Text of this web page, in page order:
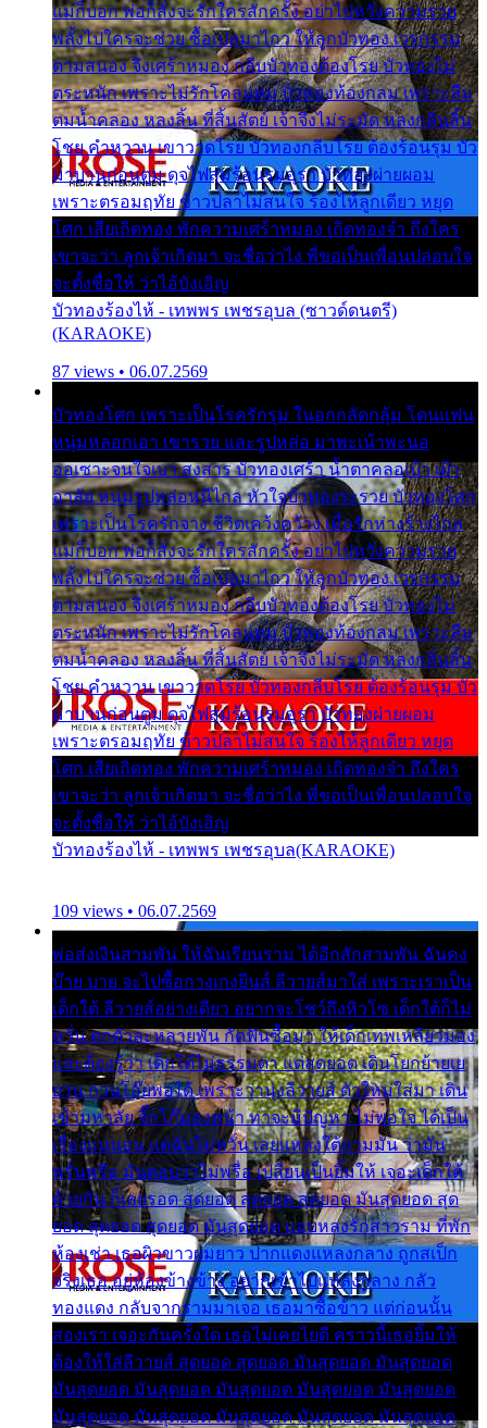
แม่ก็บอก พ่อก็สั่งจะรักใครสักครั้ง อย่าไปหวังความรวย
พลั้งไปใครจะช่วย ซื้อเปลมาไกว ให้ลูกบัวทอง เวรกรรม
ตามสนอง จึงเศร้าหมอง กลีบบัวทองต้องโรย บัวทองไม่
ตระหนัก เพราะไม่รักโคลนตม บัวทองท้องกลม เพราะลืม
ตมน้ำคลอง หลงลิ้น ที่สิ้นสัตย์ เจ้าจึงไม่ระมัด หลงกลิ่นลิ้น
โชย คำหวาน เขาวาดโรย บัวทองกลีบโรย ต้องร้อนรุม บัว
มาบานก่อนตูม ดุจไฟสุมร้อนรุมอุรา บัวทองผ่ายผอม
เพราะตรอมฤทัย ข้าวปลาไม่สนใจ ร้องไห้ลูกเดียว หยุด
โศก เสียเถิดทอง พักความเศร้าหมอง เถิดทองจ๋า ถึงใคร
เขาจะว่า ลูกเจ้าเกิดมา จะชื่อว่าไง พี่ขอเป็นเพื่อนปลอบใจ
จะตั้งชื่อให้ ว่าไอ้บังเอิญ
บัวทองร้องไห้ - เทพพร เพชรอุบล (ซาวด์ดนตรี)
(KARAOKE)
87 views • 06.07.2569
บัวทองโศก เพราะเป็นโรครักรุม ในอกกลัดกลุ้ม โดนแฟน
หนุ่มหลอกเอา เขารวย และรูปหล่อ มาพะเน้าพะนอ
ออเซาะจนใจเบา สงสาร บัวทองเศร้า น้ำตาคลอเบ้า เฝ้า
อาลัย หนุ่มรูปหล่อหนีไกล หัวใจบัวทองระรวย บัวทองโศก
เพราะเป็นโรครักจาง ชีวิตเคว้งคว้าง เมื่อรักห่างร้างไกล
แม่ก็บอก พ่อก็สั่งจะรักใครสักครั้ง อย่าไปหวังความรวย
พลั้งไปใครจะช่วย ซื้อเปลมาไกว ให้ลูกบัวทอง เวรกรรม
ตามสนอง จึงเศร้าหมอง กลีบบัวทองต้องโรย บัวทองไม่
ตระหนัก เพราะไม่รักโคลนตม บัวทองท้องกลม เพราะลืม
ตมน้ำคลอง หลงลิ้น ที่สิ้นสัตย์ เจ้าจึงไม่ระมัด หลงกลิ่นลิ้น
โชย คำหวาน เขาวาดโรย บัวทองกลีบโรย ต้องร้อนรุม บัว
มาบานก่อนตูม ดุจไฟสุมร้อนรุมอุรา บัวทองผ่ายผอม
เพราะตรอมฤทัย ข้าวปลาไม่สนใจ ร้องไห้ลูกเดียว หยุด
โศก เสียเถิดทอง พักความเศร้าหมอง เถิดทองจ๋า ถึงใคร
เขาจะว่า ลูกเจ้าเกิดมา จะชื่อว่าไง พี่ขอเป็นเพื่อนปลอบใจ
จะตั้งชื่อให้ ว่าไอ้บังเอิญ
บัวทองร้องไห้ - เทพพร เพชรอุบล(KARAOKE)
109 views • 06.07.2569
พ่อส่งเงินสามพัน ให้ฉันเรียนราม ได้อีกสักสามพัน ฉันคง
บ๊าย บาย จะไปซื้อกางเกงยีนส์ ลีวายส์มาใส่ เพราะเราเป็น
เด็กใต้ ลีวายส์อย่างเดียว อยากจะโชว์ถึงหิวโซ เด็กใต้ก็ไม่
หวั่น ตกตัวละหลายพัน กัดฟันซื้อมา ให้เด็กเทพเหลียวมอง
และต้องรู้ว่า เด็กใต้ไม่ธรรมดา แต่สุดยอด เดินโยกย้ายเย
ยวน กวนโอ๊ยพอได้ เพราะว่านุ่งลีวายส์ ตัวใหม่ใส่มา เดิน
เข้ามหาลัย จิ๊กโก๊มองหน้า ท่าจะมีปัญหา ไม่พอใจ ได้เป็น
เรื่องแน่นอน แต่ฉันไม่หวั่น เลยแหลงใต้ถามมัน ว่ามัน
พรั่นพรือ มันตอบว่าไม่พรื่อ เปลี่ยนเป็นยิ้มให้ เจอะเด็กใต้
ด้วยกัน ก็เลยรอด สุดยอด สุดยอด สุดยอด มันสุดยอด สุด
ยอด สุดยอด สุดยอด มันสุดยอด แอบหลงรักสาวราม ที่พัก
ห้องเช่า เธอผิวขาวผมยาว ปากแดงแหลงกลาง ถูกสเป็ก
จริงเธอ อยู่ห้องข้างข้าง อยากเข้าไปแหลงกลาง กลัว
ทองแดง กลับจากรามมาเจอ เธอมาซื้อข้าว แต่ก่อนนั้น
สองเรา เจอะกันครั้งใด เธอไม่เคยไยดี คราวนี้เธอยิ้มให้
ต้องให้ใส่ลีวายส์ สุดยอด สุดยอด มันสุดยอด มันสุดยอด
มันสุดยอด มันสุดยอด มันสุดยอด มันสุดยอด มันสุดยอด
มันสุดยอด มันสุดยอด มันสุดยอด มันสุดยอด มันสุดยอด